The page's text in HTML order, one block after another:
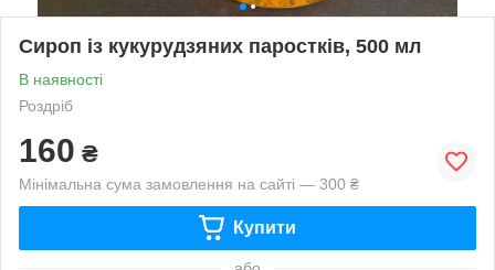
Сироп із кукурудзяних паростків, 500 мл
В наявності
Роздріб
160 ₴
Мінімальна сума замовлення на сайті — 300 ₴
Купити